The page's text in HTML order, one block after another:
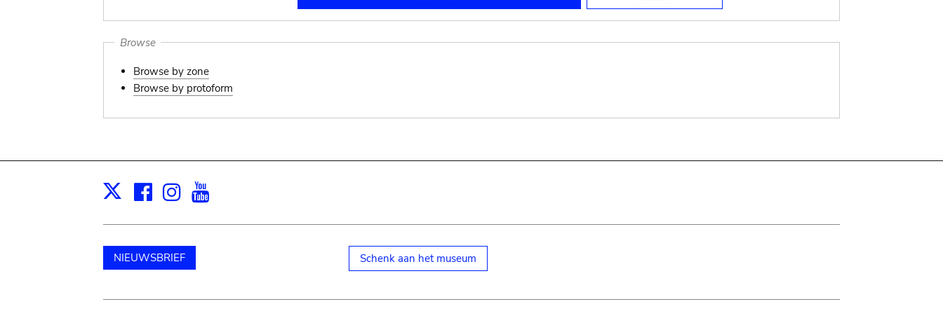
pottery clay
cooking-pot
cooking-pot
Browse
Browse by zone
Browse by protoform
X Facebook
Instagram
NIEUWSBRIEF Schenk aan het museum